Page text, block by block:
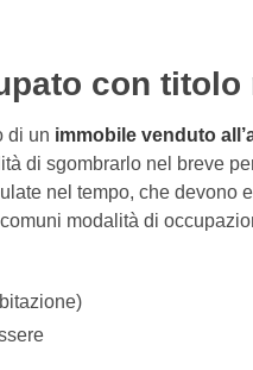
con
di un immobile venduto
di sgombrarlo nel breve
nel tempo, che devono
modalità di